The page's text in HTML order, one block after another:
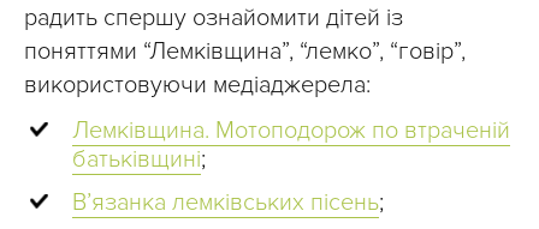
радить спершу ознайомити дітей із
поняттями “Лемківщина”, “лемко”, “говір”,
використовуючи медіаджерела:
Лемківщина. Мотоподорож по втраченій
батьківщині;
В’язанка лемківських пісень;